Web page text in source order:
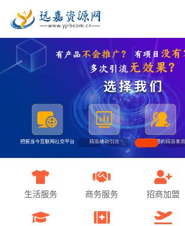
生活服务 商务服务 招商加盟